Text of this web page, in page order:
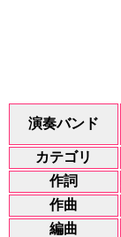
演奏バンド
カテゴリ
作詞
作曲
編曲